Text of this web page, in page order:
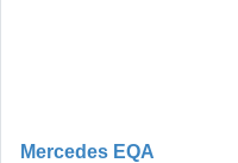
Mercedes EQA